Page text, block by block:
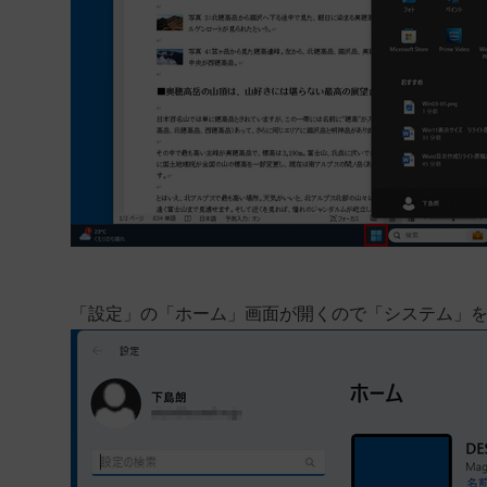
「設定」の「ホーム」画面が開くので「システム」